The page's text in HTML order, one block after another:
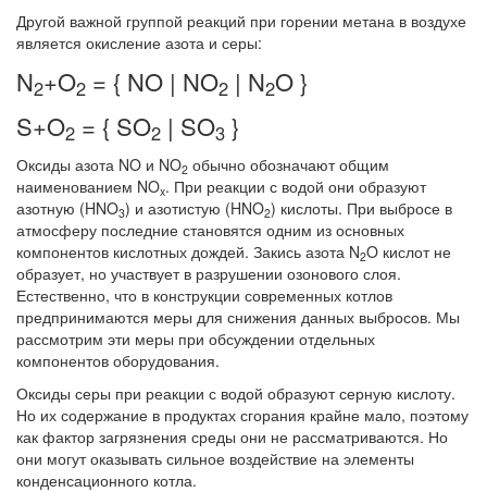
Другой важной группой реакций при горении метана в воздухе
является окисление азота и серы:
N2+O2 = { NO | NO2 | N2O }
S+O2 = { SO2 | SO3 }
Оксиды азота NO и NO2 обычно обозначают общим
наименованием NOx. При реакции с водой они образуют
азотную (HNO3) и азотистую (HNO2) кислоты. При выбросе в
атмосферу последние становятся одним из основных
компонентов кислотных дождей. Закись азота N2O кислот не
образует, но участвует в разрушении озонового слоя.
Естественно, что в конструкции современных котлов
предпринимаются меры для снижения данных выбросов. Мы
рассмотрим эти меры при обсуждении отдельных
компонентов оборудования.
Оксиды серы при реакции с водой образуют серную кислоту.
Но их содержание в продуктах сгорания крайне мало, поэтому
как фактор загрязнения среды они не рассматриваются. Но
они могут оказывать сильное воздействие на элементы
конденсационного котла.